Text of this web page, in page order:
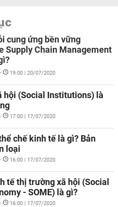
cung ứng bền vững
Supply Chain Management
- 19:00 | 20/07/2020
hội (Social Institutions) là
- 17:00 | 17/07/2020
chế kinh tế là gì? Bản
loại
- 16:00 | 17/07/2020
tế thị trường xã hội (Social
- SOME) là gì?
- 16:00 | 17/07/2020